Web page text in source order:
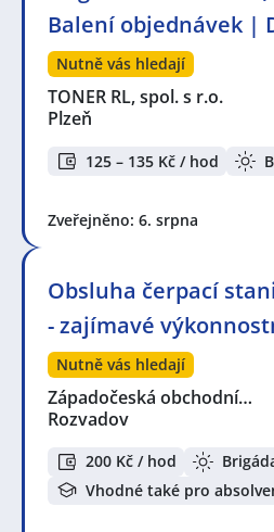
Balení objednávek |
Nutně vás hledají
TONER RL, spol. s r.o.
Plzeň
125 – 135 Kč / hod
Zveřejněno: 6. srpna
Obsluha čerpací
- zajímavé
Nutně vás hledají
Západočeská obchodní…
Rozvadov
200 Kč / hod
Vhodné také pro